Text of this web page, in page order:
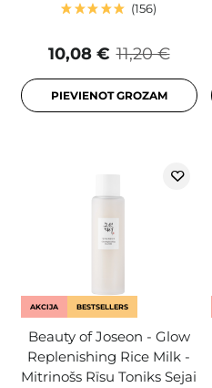
156
11,20 €
10,08 €
PIEVIENOT GROZAM
AKCIJA BESTSELLERS
Beauty of Joseon - Glow
Replenishing Rice Milk -
Mitrinošs Rīsu Toniks Sejai